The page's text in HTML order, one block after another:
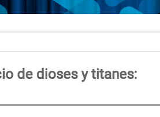
de dioses y titanes: